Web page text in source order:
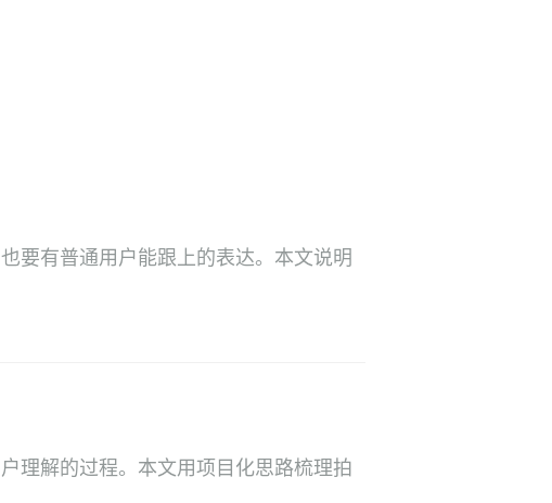
要有普通用户能跟上的表达。本文说明
理解的过程。本文用项目化思路梳理拍